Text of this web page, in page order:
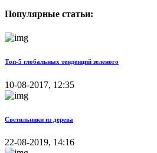
Популярные статьи:
Топ-5 глобальных тенденций зеленого
10-08-2017, 12:35
Светильники из дерева
22-08-2019, 14:16